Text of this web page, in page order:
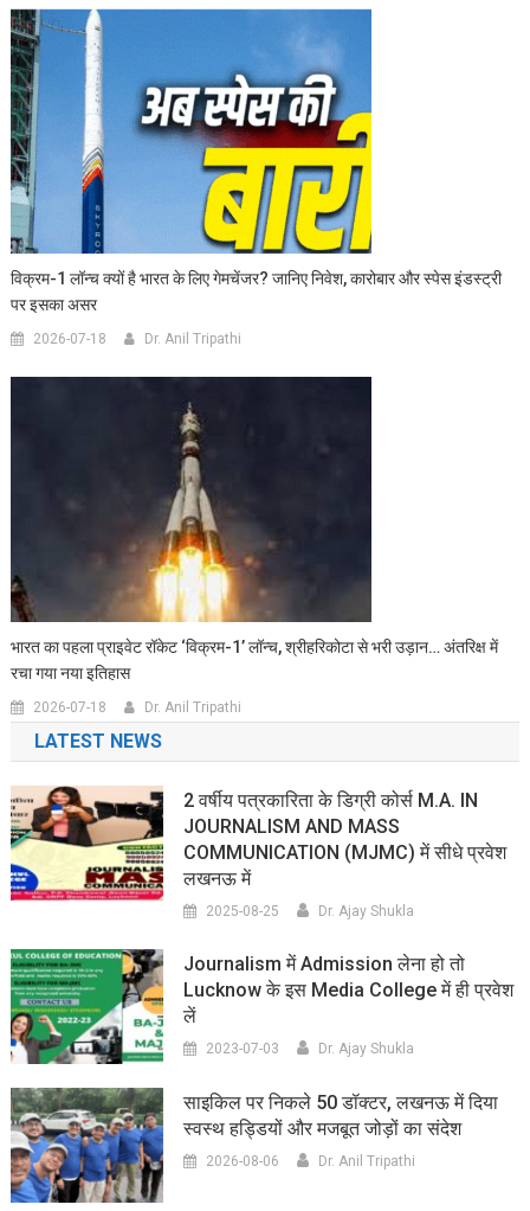
विक्रम-1 लॉन्च क्यों है भारत के लिए गेमचेंजर? जानिए निवेश, कारोबार और स्पेस इंडस्ट्री
पर इसका असर
2026-07-18 Dr. Anil Tripathi
भारत का पहला प्राइवेट रॉकेट ‘विक्रम-1’ लॉन्च, श्रीहरिकोटा से भरी उड़ान… अंतरिक्ष में
रचा गया नया इतिहास
2026-07-18 Dr. Anil Tripathi
LATEST NEWS
2 वर्षीय पत्रकारिता के डिग्री कोर्स M.A. IN
JOURNALISM AND MASS
COMMUNICATION (MJMC) में सीधे प्रवेश
लखनऊ में
2025-08-25 Dr. Ajay Shukla
Journalism में Admission लेना हो तो
Lucknow के इस Media College में ही प्रवेश
लें
2023-07-03 Dr. Ajay Shukla
साइकिल पर निकले 50 डॉक्टर, लखनऊ में दिया
स्वस्थ हड्डियों और मजबूत जोड़ों का संदेश
2026-08-06 Dr. Anil Tripathi